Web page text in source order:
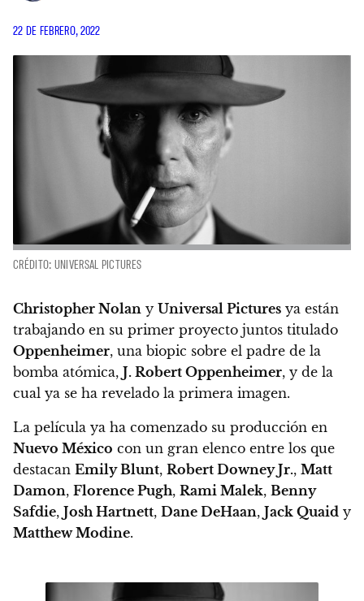
22 DE FEBRERO, 2022
CRÉDITO: UNIVERSAL PICTURES
Christopher Nolan y Universal Pictures ya están
trabajando en su primer proyecto juntos titulado
Oppenheimer, una biopic sobre el padre de la
bomba atómica, J. Robert Oppenheimer, y de la
cual ya se ha revelado la primera imagen.
La película ya ha comenzado su producción en
Nuevo México con un gran elenco entre los que
destacan Emily Blunt, Robert Downey Jr., Matt
Damon, Florence Pugh, Rami Malek, Benny
Safdie, Josh Hartnett, Dane DeHaan, Jack Quaid y
Matthew Modine.